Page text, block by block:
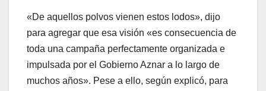
«De aquellos polvos vienen estos lodos», dijo
para agregar que esa visión «es consecuencia de
toda una campaña perfectamente organizada e
impulsada por el Gobierno Aznar a lo largo de
muchos años». Pese a ello, según explicó, para